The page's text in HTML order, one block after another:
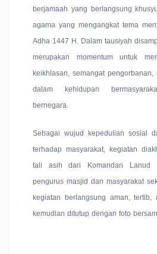
berjamaah yang berlangsung
agama yang mengangkat tema
Adha 1447 H. Dalam tausiyah
merupakan momentum untuk
keikhlasan, semangat
dalam kehidupan
bernegara.
Sebagai wujud kepedulian sosial
terhadap masyarakat, kegiatan
tali asih dari Komandan Lanud
pengurus masjid dan masyarakat
kegiatan berlangsung aman,
kemudian ditutup dengan foto